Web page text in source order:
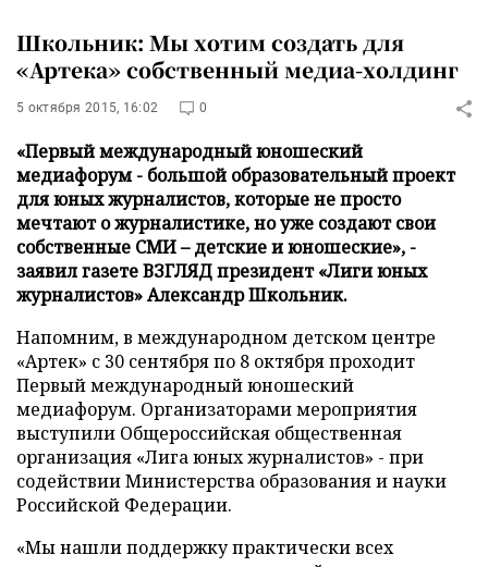
Школьник: Мы хотим создать для
«Артека» собственный медиа-холдинг
5 октября 2015, 16:02 0
«Первый международный юношеский
медиафорум - большой образовательный проект
для юных журналистов, которые не просто
мечтают о журналистике, но уже создают свои
собственные СМИ – детские и юношеские», -
заявил газете ВЗГЛЯД президент «Лиги юных
журналистов» Александр Школьник.
Напомним, в международном детском центре
«Артек» с 30 сентября по 8 октября проходит
Первый международный юношеский
медиафорум. Организаторами мероприятия
выступили Общероссийская общественная
организация «Лига юных журналистов» - при
содействии Министерства образования и науки
Российской Федерации.
«Мы нашли поддержку практически всех